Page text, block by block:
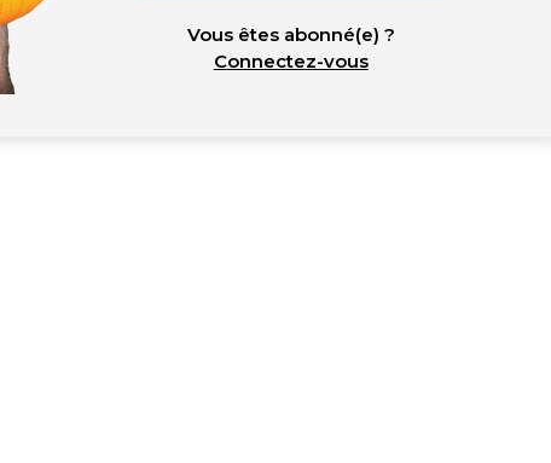
Vous êtes abonné(e) ?
Connectez-vous